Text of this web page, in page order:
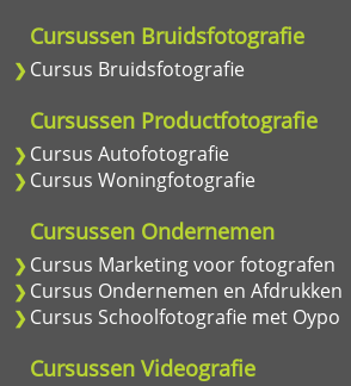
Cursussen Bruidsfotografie
Cursus Bruidsfotografie
Cursussen Productfotografie
Cursus Autofotografie
Cursus Woningfotografie
Cursussen Ondernemen
Cursus Marketing voor fotografen
Cursus Ondernemen en Afdrukken
Cursus Schoolfotografie met Oypo
Cursussen Videografie